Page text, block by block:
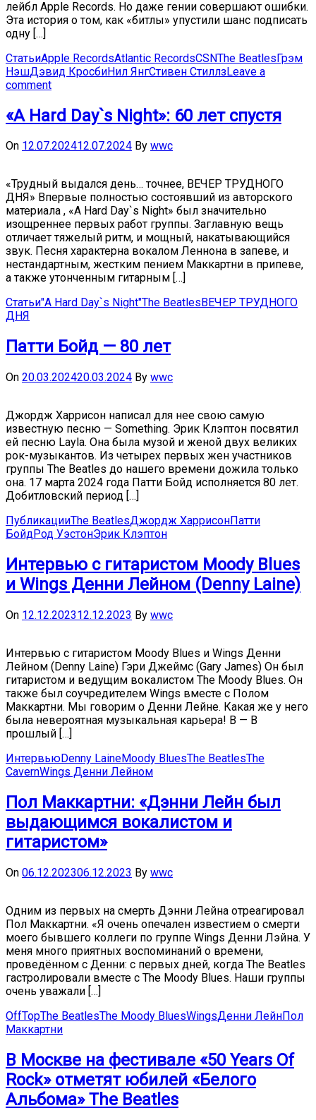
лейбл Apple Records. Но даже гении совершают ошибки.
Эта история о том, как «битлы» упустили шанс подписать
одну […]
СтатьиApple RecordsAtlantic RecordsCSNThe BeatlesГрэм
НэшДэвид КросбиНил ЯнгСтивен СтиллзLeave a
comment
«A Hard Day`s Night»: 60 лет спустя
On 12.07.202412.07.2024 By wwc
«Трудный выдался день… точнее, ВЕЧЕР ТРУДНОГО
ДНЯ» Впервые полностью состоявший из авторского
материала , «A Hard Day`s Night» был значительно
изощреннее первых работ группы. Заглавную вещь
отличает тяжелый ритм, и мощный, накатывающийся
звук. Песня характерна вокалом Леннона в запеве, и
нестандартным, жестким пением Маккартни в припеве,
а также утонченным гитарным […]
Статьи"A Hard Day`s Night"The Beatles ВЕЧЕР ТРУДНОГО
ДНЯ
Патти Бойд — 80 лет
On 20.03.202420.03.2024 By wwc
Джордж Харрисон написал для нее свою самую
известную песню — Something. Эрик Клэптон посвятил
ей песню Layla. Она была музой и женой двух великих
рок-музыкантов. Из четырех первых жен участников
группы The Beatles до нашего времени дожила только
она. 17 марта 2024 года Патти Бойд исполняется 80 лет.
Добитловский период […]
ПубликацииThe BeatlesДжордж ХаррисонПатти
БойдРод УэстонЭрик Клэптон
Интервью с гитаристом Moody Blues
и Wings Денни Лейном (Denny Laine)
On 12.12.202312.12.2023 By wwc
Интервью с гитаристом Moody Blues и Wings Денни
Лейном (Denny Laine) Гэри Джеймс (Gary James) Он был
гитаристом и ведущим вокалистом The Moody Blues. Он
также был соучредителем Wings вместе с Полом
Маккартни. Мы говорим о Денни Лейне. Какая же у него
была невероятная музыкальная карьера! В — В
прошлый […]
ИнтервьюDenny LaineMoody BluesThe BeatlesThe
CavernWings Денни Лейном
Пол Маккартни: «Дэнни Лейн был
выдающимся вокалистом и
гитаристом»
On 06.12.202306.12.2023 By wwc
Одним из первых на смерть Дэнни Лейна отреагировал
Пол Маккартни. «Я очень опечален известием о смерти
моего бывшего коллеги по группе Wings Денни Лэйна. У
меня много приятных воспоминаний о времени,
проведённом с Денни: с первых дней, когда The Beatles
гастролировали вместе с The Moody Blues. Наши группы
очень уважали […]
OffTopThe BeatlesThe Moody BluesWingsДенни ЛейнПол
Маккартни
В Москве на фестивале «50 Years Of
Rock» отметят юбилей «Белого
Альбома» The Beatles